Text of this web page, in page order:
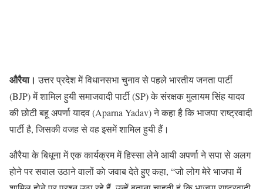
औरैया। उत्तर प्रदेश में विधानसभा चुनाव से पहले भारतीय जनता पार्टी
(BJP) में शामिल हुयी समाजवादी पार्टी (SP) के संरक्षक मुलायम सिंह यादव
की छोटी बहू अपर्णा यादव (Aparna Yadav) ने कहा है कि भाजपा राष्ट्रवादी
पार्टी है, जिसकी वजह से वह इसमें शामिल हुयी हैं।
औरैया के बिधूना में एक कार्यक्रम में हिस्सा लेने आयी अपर्णा ने सपा से अलग
होने पर सवाल उठाने वालों काे जवाब देते हुए कहा, “जो लोग मेरे भाजपा में